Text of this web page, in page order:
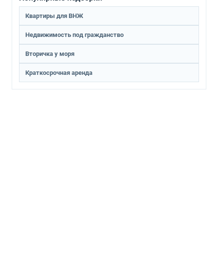
Квартиры для ВНЖ
Недвижимость под гражданство
Вторичка у моря
Краткосрочная аренда